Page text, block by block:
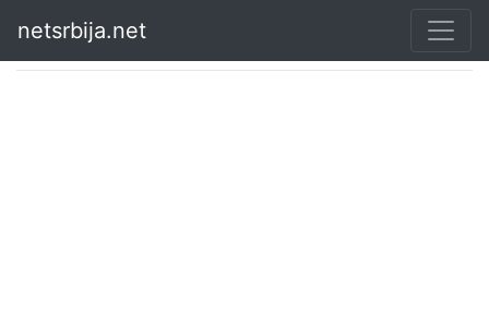
netsrbija.net